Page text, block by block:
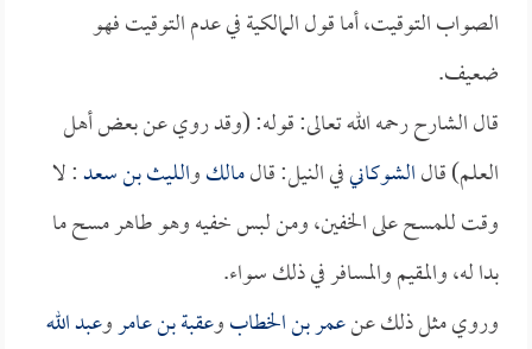
الصواب التوقيت، أما قول المالكية في عدم التوقيت فهو
ضعيف.
قال الشارح رحمه الله تعالى: قوله: (وقد روي عن بعض أهل
العلم) قالالشوكانيفي النيل: قالمالكوالليث بن سعد: لا
وقت للمسح على الخفين، ومن لبس خفيه وهو طاهر مسح ما
بدا له، والمقيم والمسافر في ذلك سواء.
وروي مثل ذلك عنعمر بن الخطابوعقبة بن عامروعبد الله